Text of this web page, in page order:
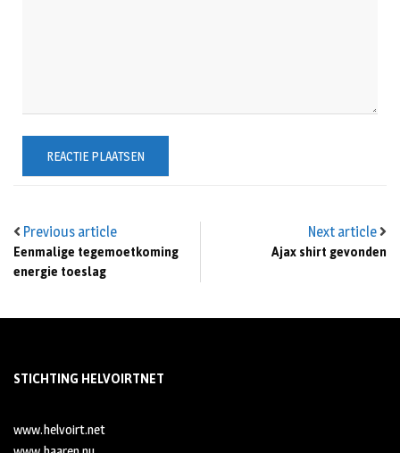
Previous article
Eenmalige tegemoetkoming
energie toeslag
Next article
Ajax shirt gevonden
STICHTING HELVOIRTNET
www.helvoirt.net